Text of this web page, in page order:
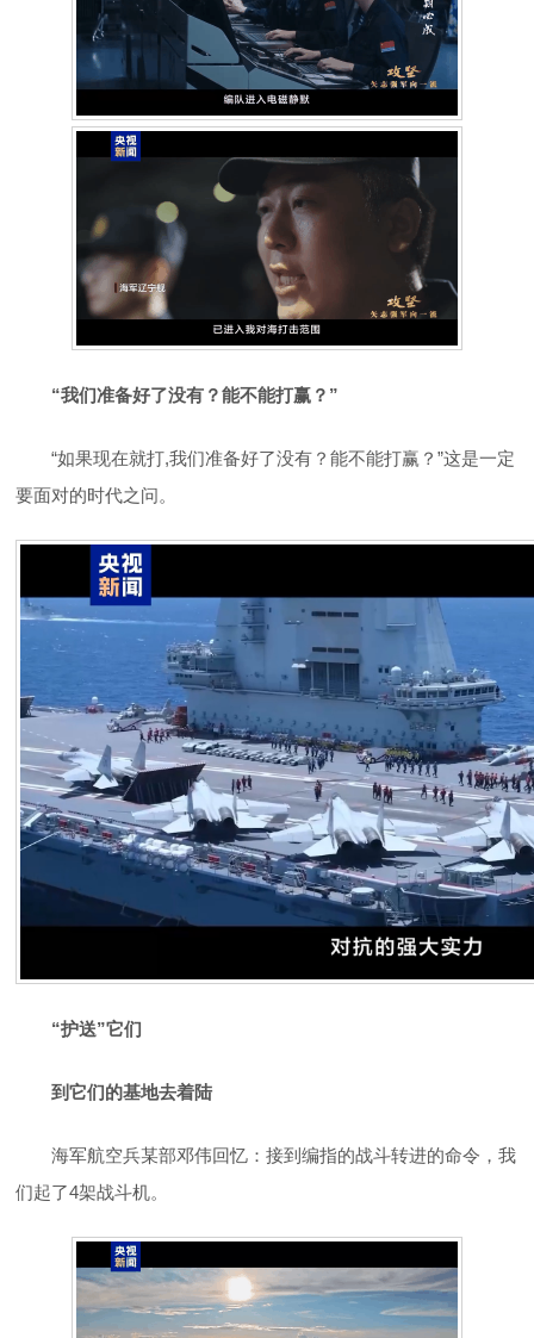
“我们准备好了没有？能不能打赢？”
“如果现在就打,我们准备好了没有？能不能打赢？”这是一定
要面对的时代之问。
“护送”它们
到它们的基地去着陆
海军航空兵某部邓伟回忆：接到编指的战斗转进的命令，我
们起了4架战斗机。